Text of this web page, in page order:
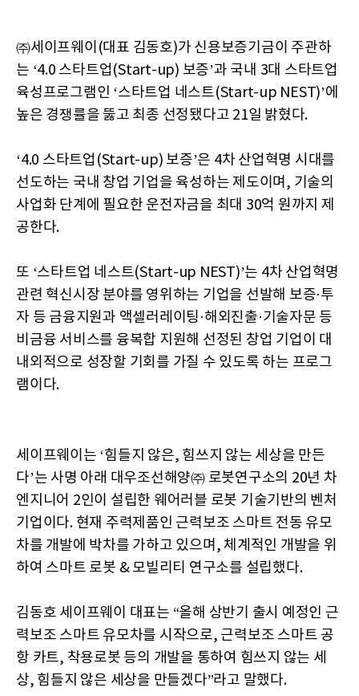
㈜세이프웨이(대표 김동호)가 신용보증기금이 주관하
는 ‘4.0 스타트업(Start-up) 보증’과 국내 3대 스타트업
육성프로그램인 ‘스타트업 네스트(Start-up NEST)’에
높은 경쟁률을 뚫고 최종 선정됐다고 21일 밝혔다.
‘4.0 스타트업(Start-up) 보증’은 4차 산업혁명 시대를
선도하는 국내 창업 기업을 육성하는 제도이며, 기술의
사업화 단계에 필요한 운전자금을 최대 30억 원까지 제
공한다.
또 ‘스타트업 네스트(Start-up NEST)’는 4차 산업혁명
관련 혁신시장 분야를 영위하는 기업을 선발해 보증·투
자 등 금융지원과 액셀러레이팅·해외진출·기술자문 등
비금융 서비스를 융복합 지원해 선정된 창업 기업이 대
내외적으로 성장할 기회를 가질 수 있도록 하는 프로그
램이다.
세이프웨이는 ‘힘들지 않은, 힘쓰지 않는 세상을 만든
다’는 사명 아래 대우조선해양㈜ 로봇연구소의 20년 차
엔지니어 2인이 설립한 웨어러블 로봇 기술기반의 벤처
기업이다. 현재 주력제품인 근력보조 스마트 전동 유모
차를 개발에 박차를 가하고 있으며, 체계적인 개발을 위
하여 스마트 로봇 & 모빌리티 연구소를 설립했다.
김동호 세이프웨이 대표는 “올해 상반기 출시 예정인 근
력보조 스마트 유모차를 시작으로, 근력보조 스마트 공
항 카트, 착용로봇 등의 개발을 통하여 힘쓰지 않는 세
상, 힘들지 않은 세상을 만들겠다”라고 말했다.